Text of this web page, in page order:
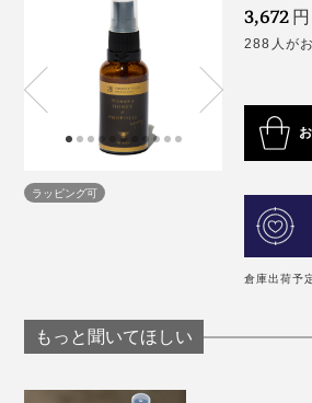
ラッピング可
3,672
288人が
倉庫出荷予
もっと聞いてほしい